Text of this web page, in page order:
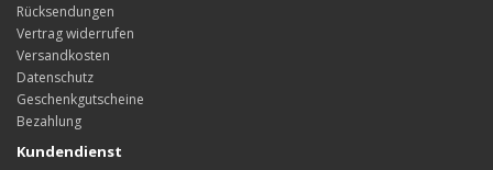
Rücksendungen
Vertrag widerrufen
Versandkosten
Datenschutz
Geschenkgutscheine
Bezahlung
Kundendienst